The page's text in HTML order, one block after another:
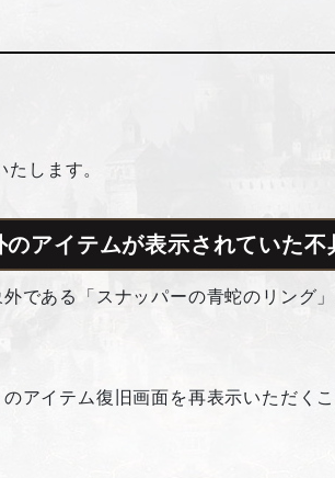
します。
アイテムが表示されていた不
である「スナッパーの青蛇のリング
アイテム復旧画面を再表示いただくこ